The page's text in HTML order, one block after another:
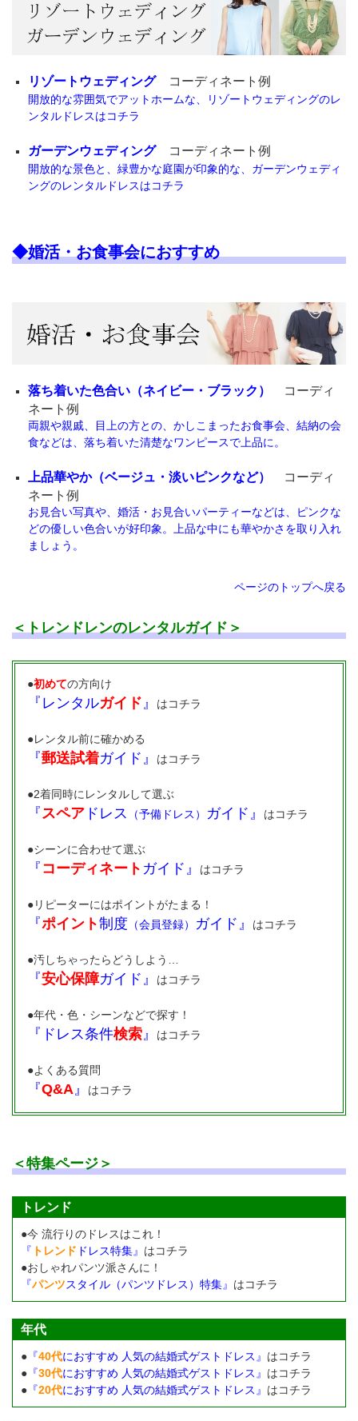
リゾートウェディング コーディネート例
開放的な雰囲気でアットホームな、リゾートウェディングのレ
ンタルドレスはコチラ
ガーデンウェディング コーディネート例
開放的な景色と、緑豊かな庭園が印象的な、ガーデンウェディ
ングのレンタルドレスはコチラ
◆婚活・お食事会におすすめ
落ち着いた色合い（ネイビー・ブラック） コーディ
ネート例
両親や親戚、目上の方との、かしこまったお食事会、結納の会
食などは、落ち着いた清楚なワンピースで上品に。
上品華やか（ベージュ・淡いピンクなど） コーディ
ネート例
お見合い写真や、婚活・お見合いパーティーなどは、ピンクな
どの優しい色合いが好印象。上品な中にも華やかさを取り入れ
ましょう。
ページのトップへ戻る
＜トレンドレンのレンタルガイド＞
●初めての方向け
『レンタルガイド 』 はコチラ
●レンタル前に確かめる
『郵送試着ガイド』 はコチラ
●2着同時にレンタルして選ぶ
『 スペア ドレス （予備ドレス） ガイド』 はコチラ
●シーンに合わせて選ぶ
『 コーディネート ガイド』 はコチラ
●リピーターにはポイントがたまる！
『ポイント制度 （会員登録） ガイド』 はコチラ
●汚しちゃったらどうしよう…
『安心保障ガイド』 はコチラ
●年代・色・シーンなどで探す！
『ドレス条件検索 』 はコチラ
●よくある質問
『Q&A 』 はコチラ
＜特集ページ＞
トレンド
●今 流行りのドレスはこれ！
『 トレンド ドレス特集』 はコチラ
●おしゃれパンツ派さんに！
『パンツスタイル（パンツドレス）特集』 はコチラ
年代
● 『40代におすすめ 人気の結婚式ゲストドレス』 はコチラ
● 『30代におすすめ 人気の結婚式ゲストドレス』 はコチラ
● 『20代におすすめ 人気の結婚式ゲストドレス』 はコチラ